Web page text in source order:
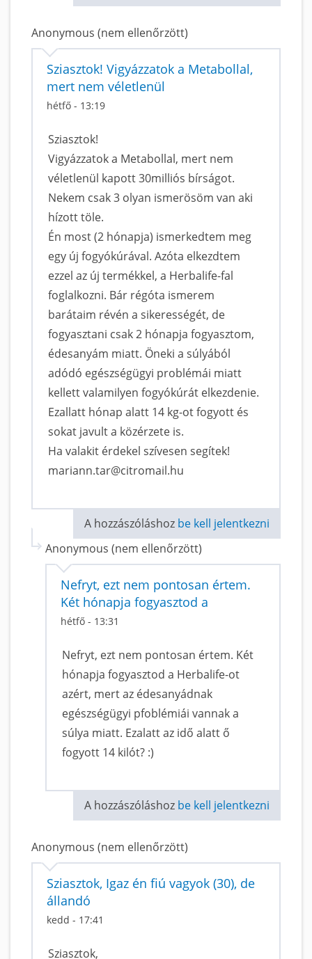
Anonymous (nem ellenőrzött)
Sziasztok! Vigyázzatok a Metabollal,
mert nem véletlenül
hétfő - 13:19
Sziasztok!
Vigyázzatok a Metabollal, mert nem
véletlenül kapott 30milliós bírságot.
Nekem csak 3 olyan ismerösöm van aki
hízott töle.
Én most (2 hónapja) ismerkedtem meg
egy új fogyókúrával. Azóta elkezdtem
ezzel az új termékkel, a Herbalife-fal
foglalkozni. Bár régóta ismerem
barátaim révén a sikerességét, de
fogyasztani csak 2 hónapja fogyasztom,
édesanyám miatt. Öneki a súlyából
adódó egészségügyi problémái miatt
kellett valamilyen fogyókúrát elkezdenie.
Ezallatt hónap alatt 14 kg-ot fogyott és
sokat javult a közérzete is.
Ha valakit érdekel szívesen segítek!
mariann.tar@citromail.hu
A hozzászóláshoz be kell jelentkezni
Anonymous (nem ellenőrzött)
Nefryt, ezt nem pontosan értem.
Két hónapja fogyasztod a
hétfő - 13:31
Nefryt, ezt nem pontosan értem. Két
hónapja fogyasztod a Herbalife-ot
azért, mert az édesanyádnak
egészségügyi pfoblémiái vannak a
súlya miatt. Ezalatt az idő alatt ő
fogyott 14 kilót? :)
A hozzászóláshoz be kell jelentkezni
Anonymous (nem ellenőrzött)
Sziasztok, Igaz én fiú vagyok (30), de
állandó
kedd - 17:41
Sziasztok,